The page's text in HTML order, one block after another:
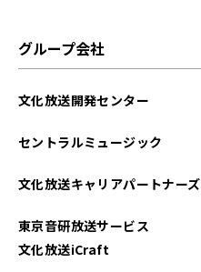
2025年06月
グループ会社
文化放送開発センター
セントラルミュージック
文化放送キャリアパートナーズ
東京音研放送サービス
文化放送iCraft